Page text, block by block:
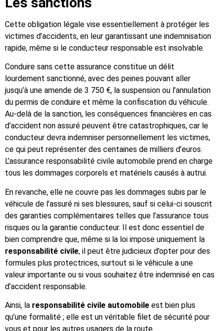
Cette obligation légale vise essentiellement à protéger les
victimes d’accidents, en leur garantissant une indemnisation
rapide, même si le conducteur responsable est insolvable.
Conduire sans cette assurance constitue un délit
lourdement sanctionné, avec des peines pouvant aller
jusqu’à une amende de 3 750 €, la suspension ou l’annulation
du permis de conduire et même la confiscation du véhicule.
Au-delà de la sanction, les conséquences financières en cas
d’accident non assuré peuvent être catastrophiques, car le
conducteur devra indemniser personnellement les victimes,
ce qui peut représenter des centaines de milliers d’euros.
L’assurance responsabilité civile automobile prend en charge
tous les dommages corporels et matériels causés à autrui.
En revanche, elle ne couvre pas les dommages subis par le
véhicule de l’assuré ni ses blessures, sauf si celui-ci souscrit
des garanties complémentaires telles que l’assurance tous
risques ou la garantie conducteur. Il est donc essentiel de
bien comprendre que, même si la loi impose uniquement la
responsabilité civile, il peut être judicieux d’opter pour des
formules plus protectrices, surtout si le véhicule a une
valeur importante ou si vous souhaitez être indemnisé en cas
d’accident responsable.
Ainsi, la responsabilité civile automobile est bien plus
qu’une formalité ; elle est un véritable filet de sécurité pour
vous et pour les autres usagers de la route.